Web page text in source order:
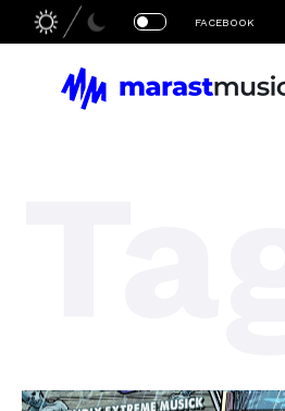
FACEBOOK